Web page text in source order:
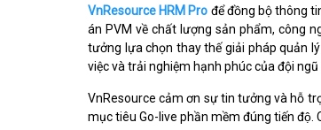
VnResource HRM Pro để đồng bộ thông
án PVM về chất lượng sản phẩm, công
tưởng lựa chọn thay thế giải pháp quản
việc và trải nghiệm hạnh phúc của đội ngũ
VnResource cảm ơn sự tin tưởng và hỗ
mục tiêu Go-live phần mềm đúng tiến độ.